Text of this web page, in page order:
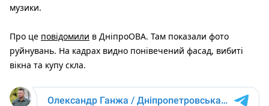
музики.
Про це повідомили в ДніпроОВА. Там показали фото
руйнувань. На кадрах видно понівечений фасад, вибиті
вікна та купу скла.